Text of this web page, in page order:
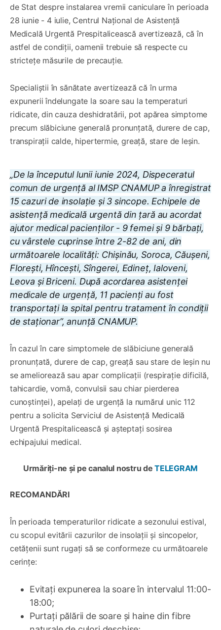
de Stat despre instalarea vremii caniculare în perioada
28 iunie - 4 iulie, Centrul Național de Asistență
Medicală Urgentă Prespitalicească avertizează, că în
astfel de condiții, oamenii trebuie să respecte cu
strictețe măsurile de precauție.
Specialiștii în sănătate avertizează că în urma
expunerii îndelungate la soare sau la temperaturi
ridicate, din cauza deshidratării, pot apărea simptome
precum slăbiciune generală pronunțată, durere de cap,
transpirații calde, hipertermie, greață, stare de leșin.
„De la începutul lunii iunie 2024, Dispeceratul
comun de urgență al IMSP CNAMUP a înregistrat
15 cazuri de insolație și 3 sincope. Echipele de
asistență medicală urgentă din țară au acordat
ajutor medical pacienților - 9 femei și 9 bărbați,
cu vârstele cuprinse între 2-82 de ani, din
următoarele localități: Chișinău, Soroca, Căușeni,
Florești, Hîncești, Sîngerei, Edineț, Ialoveni,
Leova și Briceni. După acordarea asistenței
medicale de urgență, 11 pacienți au fost
transportați la spital pentru tratament în condiții
de staționar”, anunță CNAMUP.
În cazul în care simptomele de slăbiciune generală
pronunțată, durere de cap, greață sau stare de leșin nu
se ameliorează sau apar complicații (respirație dificilă,
tahicardie, vomă, convulsii sau chiar pierderea
cunoștinței), apelați de urgență la numărul unic 112
pentru a solicita Serviciul de Asistență Medicală
Urgentă Prespitalicească și așteptați sosirea
echipajului medical.
Urmăriți-ne și pe canalul nostru de TELEGRAM
RECOMANDĂRI
În perioada temperaturilor ridicate a sezonului estival,
cu scopul evitării cazurilor de insolații și sincopelor,
cetățenii sunt rugați să se conformeze cu următoarele
cerințe:
Evitați expunerea la soare în intervalul 11:00-
18:00;
Purtați pălării de soare și haine din fibre